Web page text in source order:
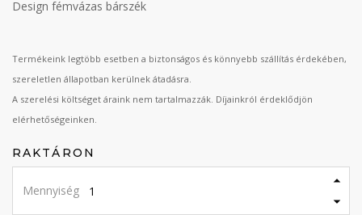
Design fémvázas bárszék
Termékeink legtöbb esetben a biztonságos és könnyebb szállítás érdekében,
szereletlen állapotban kerülnek átadásra.
A szerelési költséget áraink nem tartalmazzák. Díjainkról érdeklődjön
elérhetőségeinken.
RAKTÁRON
Mennyiség